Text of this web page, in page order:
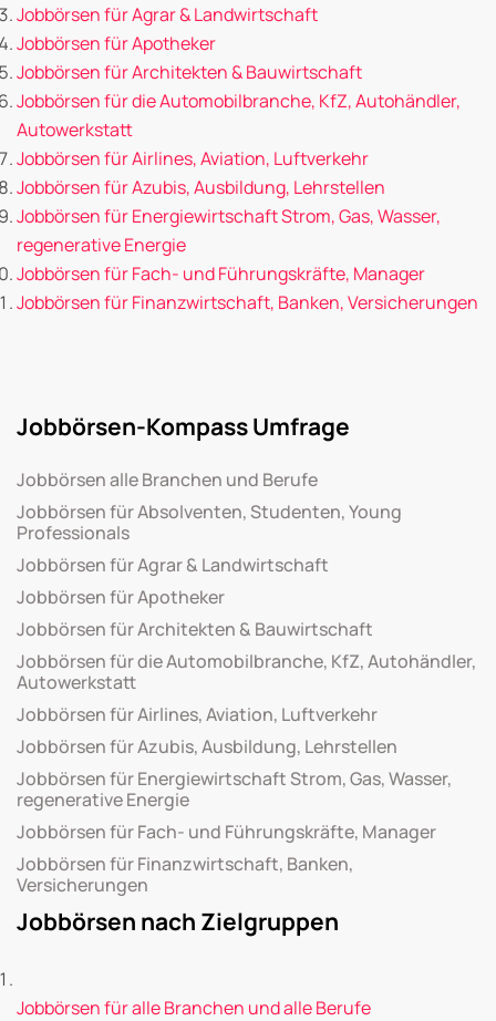
Jobbörsen für Agrar & Landwirtschaft
Jobbörsen für Apotheker
Jobbörsen für Architekten & Bauwirtschaft
Jobbörsen für die Automobilbranche, KfZ, Autohändler,
Autowerkstatt
Jobbörsen für Airlines, Aviation, Luftverkehr
Jobbörsen für Azubis, Ausbildung, Lehrstellen
Jobbörsen für Energiewirtschaft Strom, Gas, Wasser,
regenerative Energie
Jobbörsen für Fach- und Führungskräfte, Manager
Jobbörsen für Finanzwirtschaft, Banken, Versicherungen
Jobbörsen-Kompass Umfrage
Jobbörsen alle Branchen und Berufe
Jobbörsen für Absolventen, Studenten, Young
Professionals
Jobbörsen für Agrar & Landwirtschaft
Jobbörsen für Apotheker
Jobbörsen für Architekten & Bauwirtschaft
Jobbörsen für die Automobilbranche, KfZ, Autohändler,
Autowerkstatt
Jobbörsen für Airlines, Aviation, Luftverkehr
Jobbörsen für Azubis, Ausbildung, Lehrstellen
Jobbörsen für Energiewirtschaft Strom, Gas, Wasser,
regenerative Energie
Jobbörsen für Fach- und Führungskräfte, Manager
Jobbörsen für Finanzwirtschaft, Banken,
Versicherungen
Jobbörsen nach Zielgruppen
Jobbörsen für alle Branchen und alle Berufe